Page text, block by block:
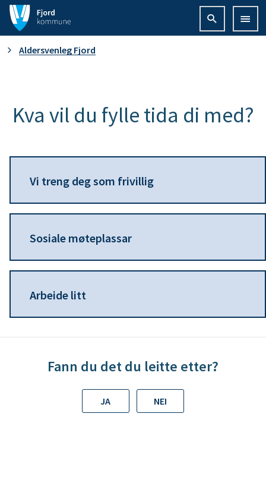
F
j
d
k
o
m
m
u
n
e
D
Aldersvenleg Fjord
Kva vil du fylle tida di med?
Vi treng deg som frivillig
Sosiale møteplassar
Arbeide litt
Fann du det du leitte etter?
JA NEI